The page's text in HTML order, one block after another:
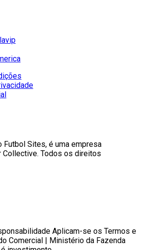
Futbol Sites, é uma empresa
Collective. Todos os direitos
Aplicam-se os Termos e
Comercial | Ministério da Fazenda